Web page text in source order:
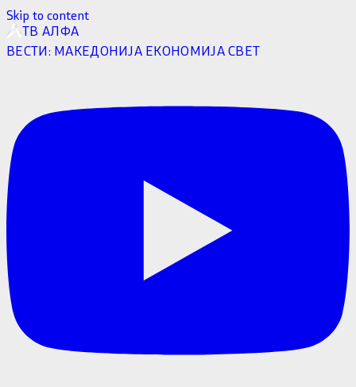
Skip to content
ТВ АЛФА
ВЕСТИ: МАКЕДОНИЈА ЕКОНОМИЈАСВЕТ